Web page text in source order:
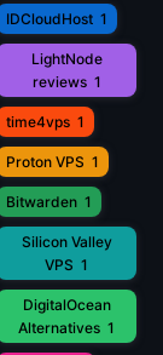
IDCloudHost 1
LightNode
reviews 1
time4vps 1
Proton VPS 1
Bitwarden 1
Silicon Valley
VPS 1
DigitalOcean
Alternatives 1